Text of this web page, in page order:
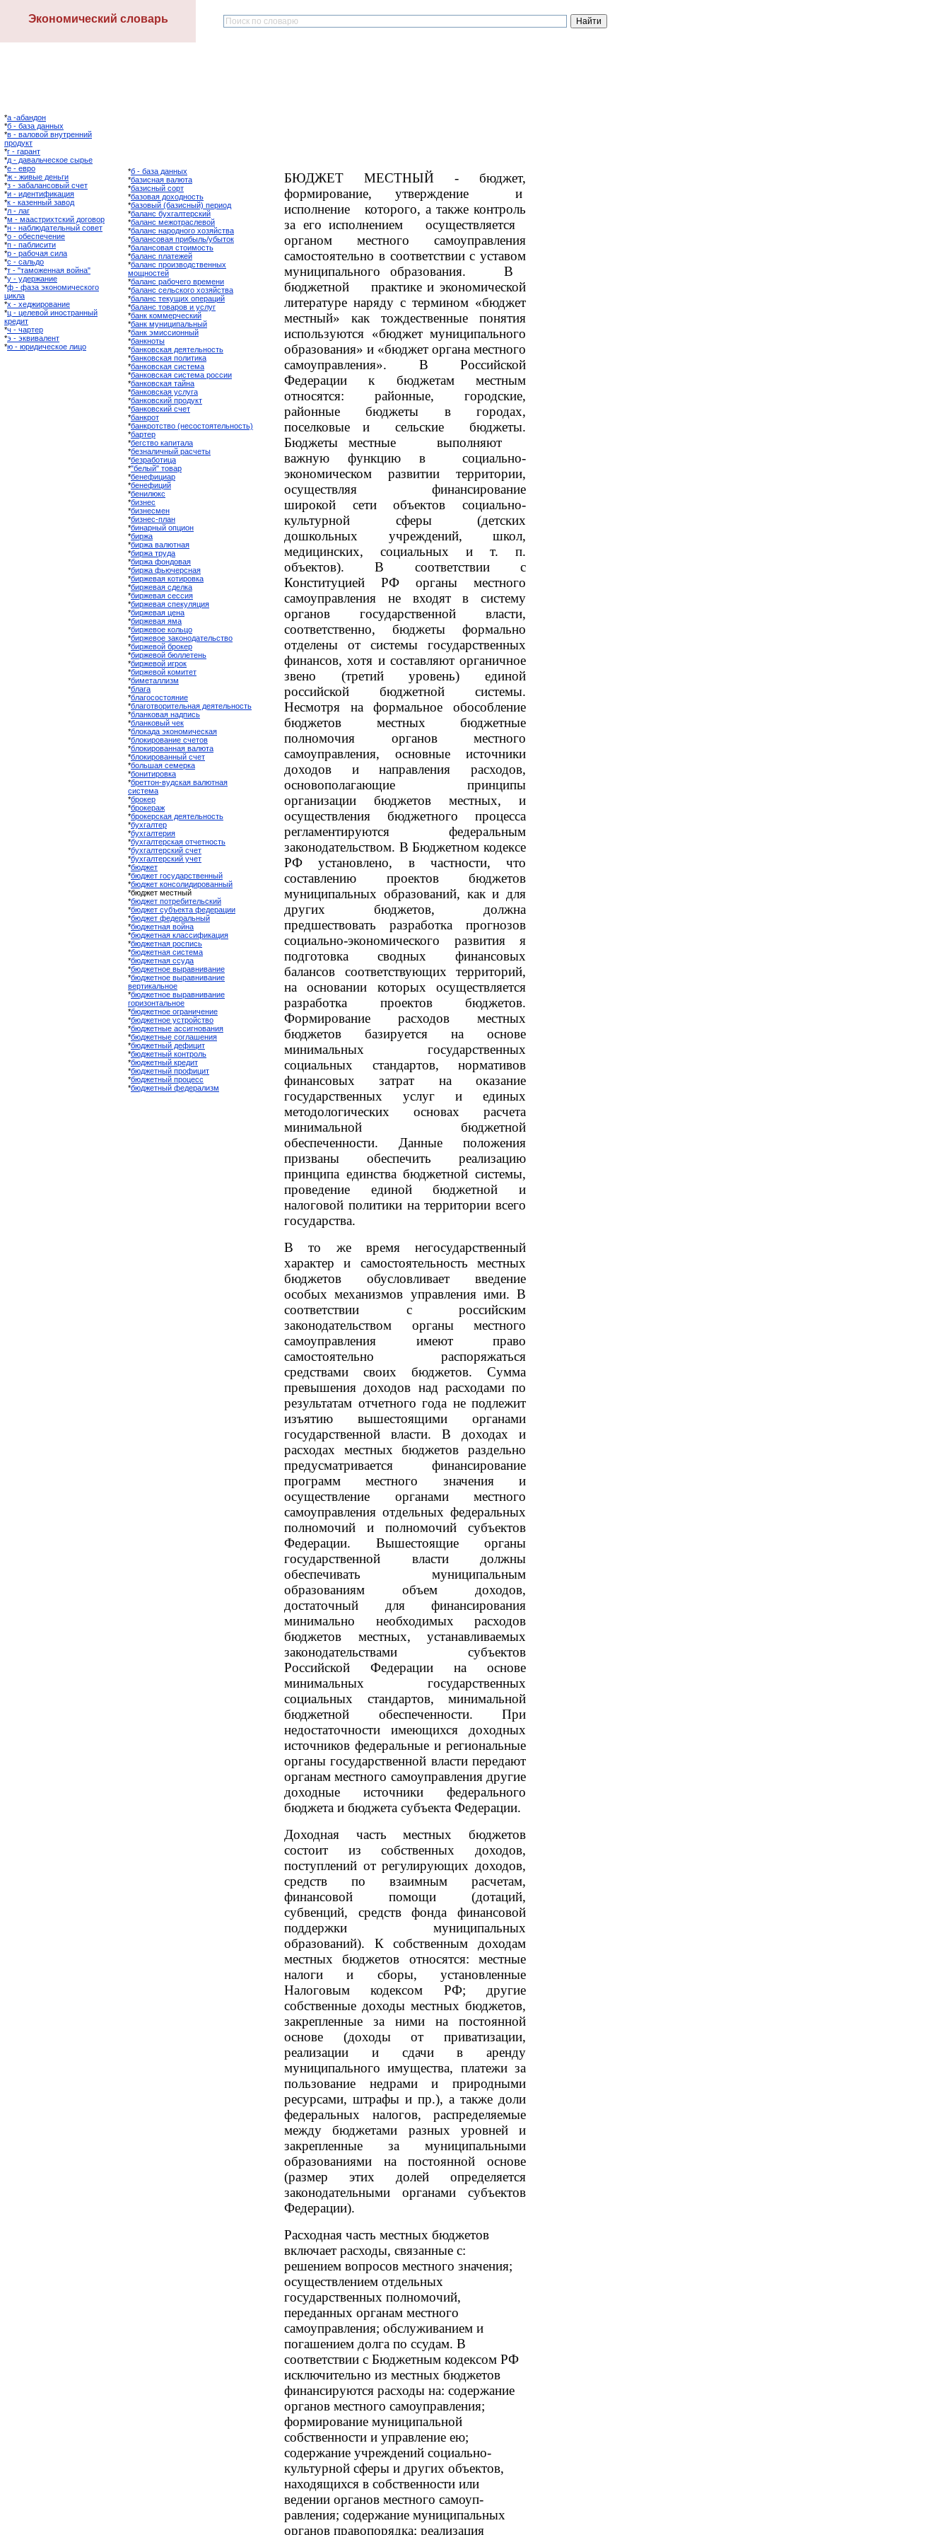
Экономический словарь
*а -абандон
*б - база данных
*в - валовой внутренний
продукт
*г - гарант
*д - давальческое сырье
*е - евро
*ж - живые деньги
*з - забалансовый счет
*и - идентификация
*к - казенный завод
*л - лаг
*м - маастрихтский договор
*н - наблюдательный совет
*о - обеспечение
*п - паблисити
*р - рабочая сила
*с - сальдо
*т - "таможенная война"
*у - удержание
*ф - фаза экономического
цикла
*х - хеджирование
*ц - целевой иностранный
кредит
*ч - чартер
*э - эквивалент
*ю - юридическое лицо
*б - база данных
*базисная валюта
*базисный сорт
*базовая доходность
*базовый (базисный) период
*баланс бухгалтерский
*баланс межотраслевой
*баланс народного хозяйства
*балансовая прибыль/убыток
*балансовая стоимость
*баланс платежей
*баланс производственных
мощностей
*баланс рабочего времени
*баланс сельского хозяйства
*баланс текущих операций
*баланс товаров и услуг
*банк коммерческий
*банк муниципальный
*банк эмиссионный
*банкноты
*банковская деятельность
*банковская политика
*банковская система
*банковская система россии
*банковская тайна
*банковская услуга
*банковский продукт
*банковский счет
*банкрот
*банкротство (несостоятельность)
*бартер
*бегство капитала
*безналичный расчеты
*безработица
*"белый" товар
*бенефициар
*бенефиций
*бенилюкс
*бизнес
*бизнесмен
*бизнес-план
*бинарный опцион
*биржа
*биржа валютная
*биржа труда
*биржа фондовая
*биржа фьючерсная
*биржевая котировка
*биржевая сделка
*биржевая сессия
*биржевая спекуляция
*биржевая цена
*биржевая яма
*биржевое кольцо
*биржевое законодательство
*биржевой брокер
*биржевой бюллетень
*биржевой игрок
*биржевой комитет
*биметаллизм
*блага
*благосостояние
*благотворительная деятельность
*бланковая надпись
*бланковый чек
*блокада экономическая
*блокирование счетов
*блокированная валюта
*блокированный счет
*большая семерка
*бонитировка
*бреттон-вудская валютная
система
*брокер
*брокераж
*брокерская деятельность
*бухгалтер
*бухгалтерия
*бухгалтерская отчетность
*бухгалтерский счет
*бухгалтерский учет
*бюджет
*бюджет государственный
*бюджет консолидированный
*бюджет местный
*бюджет потребительский
*бюджет субъекта федерации
*бюджет федеральный
*бюджетная война
*бюджетная классификация
*бюджетная роспись
*бюджетная система
*бюджетная ссуда
*бюджетное выравнивание
*бюджетное выравнивание
вертикальное
*бюджетное выравнивание
горизонтальное
*бюджетное ограничение
*бюджетное устройство
*бюджетные ассигнования
*бюджетные соглашения
*бюджетный дефицит
*бюджетный контроль
*бюджетный кредит
*бюджетный профицит
*бюджетный процесс
*бюджетный федерализм
БЮДЖЕТ МЕСТНЫЙ - бюджет,
формирование, утверждение и
исполнение которого, а также контроль
за его исполнением осуществляется
органом местного самоуправления
самостоятельно в соответствии с уставом
муниципального образования. В
бюджетной практике и экономической
литературе наряду с термином «бюджет
местный» как тождественные понятия
используются «бюджет муниципального
образования» и «бюджет органа местного
самоуправления». В Российской
Федерации к бюджетам местным
относятся: районные, городские,
районные бюджеты в городах,
поселковые и сельские бюджеты.
Бюджеты местные выполняют
важную функцию в социально-
экономическом развитии территории,
осуществляя финансирование
широкой сети объектов социально-
культурной сферы (детских
дошкольных учреждений, школ,
медицинских, социальных и т. п.
объектов). В соответствии с
Конституцией РФ органы местного
самоуправления не входят в систему
органов государственной власти,
соответственно, бюджеты формально
отделены от системы государственных
финансов, хотя и составляют органичное
звено (третий уровень) единой
российской бюджетной системы.
Несмотря на формальное обособление
бюджетов местных бюджетные
полномочия органов местного
самоуправления, основные источники
доходов и направления расходов,
основополагающие принципы
организации бюджетов местных, и
осуществления бюджетного процесса
регламентируются федеральным
законодательством. В Бюджетном кодексе
РФ установлено, в частности, что
составлению проектов бюджетов
муниципальных образований, как и для
других бюджетов, должна
предшествовать разработка прогнозов
социально-экономического развития я
подготовка сводных финансовых
балансов соответствующих территорий,
на основании которых осуществляется
разработка проектов бюджетов.
Формирование расходов местных
бюджетов базируется на основе
минимальных государственных
социальных стандартов, нормативов
финансовых затрат на оказание
государственных услуг и единых
методологических основах расчета
минимальной бюджетной
обеспеченности. Данные положения
призваны обеспечить реализацию
принципа единства бюджетной системы,
проведение единой бюджетной и
налоговой политики на территории всего
государства.
В то же время негосударственный
характер и самостоятельность местных
бюджетов обусловливает введение
особых механизмов управления ими. В
соответствии с российским
законодательством органы местного
самоуправления имеют право
самостоятельно распоряжаться
средствами своих бюджетов. Сумма
превышения доходов над расходами по
результатам отчетного года не подлежит
изъятию вышестоящими органами
государственной власти. В доходах и
расходах местных бюджетов раздельно
предусматривается финансирование
программ местного значения и
осуществление органами местного
самоуправления отдельных федеральных
полномочий и полномочий субъектов
Федерации. Вышестоящие органы
государственной власти должны
обеспечивать муниципальным
образованиям объем доходов,
достаточный для финансирования
минимально необходимых расходов
бюджетов местных, устанавливаемых
законодательствами субъектов
Российской Федерации на основе
минимальных государственных
социальных стандартов, минимальной
бюджетной обеспеченности. При
недостаточности имеющихся доходных
источников федеральные и региональные
органы государственной власти передают
органам местного самоуправления другие
доходные источники федерального
бюджета и бюджета субъекта Федерации.
Доходная часть местных бюджетов
состоит из собственных доходов,
поступлений от регулирующих доходов,
средств по взаимным расчетам,
финансовой помощи (дотаций,
субвенций, средств фонда финансовой
поддержки муниципальных
образований). К собственным доходам
местных бюджетов относятся: местные
налоги и сборы, установленные
Налоговым кодексом РФ; другие
собственные доходы местных бюджетов,
закрепленные за ними на постоянной
основе (доходы от приватизации,
реализации и сдачи в аренду
муниципального имущества, платежи за
пользование недрами и природными
ресурсами, штрафы и пр.), а также доли
федеральных налогов, распределяемые
между бюджетами разных уровней и
закрепленные за муниципальными
образованиями на постоянной основе
(размер этих долей определяется
законодательными органами субъектов
Федерации).
Расходная часть местных бюджетов
включает расходы, связанные с:
решением вопросов местного значения;
осуществлением отдельных
государственных полномочий,
переданных органам местного
самоуправления; обслуживанием и
погашением долга по ссудам. В
соответствии с Бюджетным кодексом РФ
исключительно из местных бюджетов
финансируются расходы на: содержание
органов местного самоуправления;
формирование муниципальной
собственности и управление ею;
содержание учреждений социально-
культурной сферы и других объектов,
находящихся в собственности или
ведении органов местного самоуп-
равления; содержание муниципальных
органов правопорядка; реализация